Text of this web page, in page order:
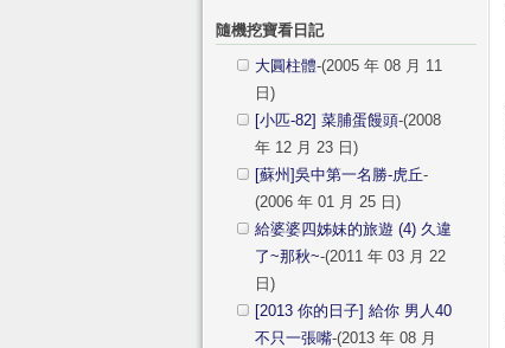
隨機挖寶看日記
大圓柱體-(2005 年 08 月 11
日)
[小匹-82] 菜脯蛋饅頭-(2008
年 12 月 23 日)
[蘇州]吳中第一名勝-虎丘-
(2006 年 01 月 25 日)
給婆婆四姊妹的旅遊 (4) 久違
了~那秋~-(2011 年 03 月 22
日)
[2013 你的日子] 給你 男人40
不只一張嘴-(2013 年 08 月